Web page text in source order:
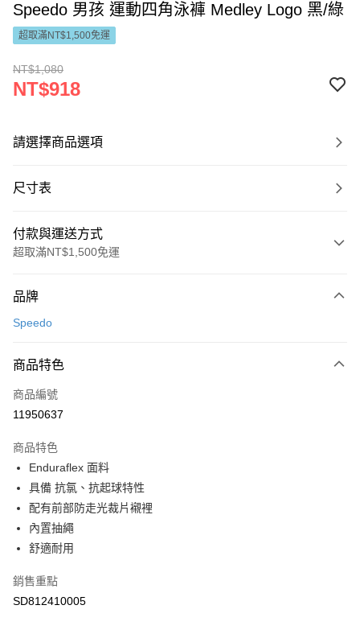
Speedo 男孩 運動四角泳褲 Medley Logo 黑/綠
超取滿NT$1,500免運
NT$1,080
NT$918
請選擇商品選項
尺寸表
付款與運送方式
超取滿NT$1,500免運
信用卡一次付款
Apple Pay
悠遊付
7-11取貨(快速到店)
每筆NT$100，滿NT$1,500(含以上)免運費
宅配-本島
每筆NT$100，滿NT$1,500(含以上)免運費
品牌
Speedo
商品特色
商品編號
11950637
商品特色
Enduraflex 面料
具備 抗氯、抗起球特性
配有前部防走光裁片襯裡
內置抽繩
舒適耐用
銷售重點
SD812410005